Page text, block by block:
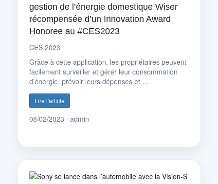
gestion de l’énergie domestique Wiser
récompensée d’un Innovation Award
Honoree au #CES2023
CES 2023
Grâce à cette application, les propriétaires peuvent
facilement surveiller et gérer leur consommation
d’énergie, prévoir leurs dépenses et …
Lire l'article
08/02/2023 · admin